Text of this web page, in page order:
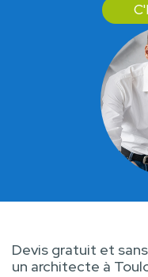
Devis gratuit et
un architecte à